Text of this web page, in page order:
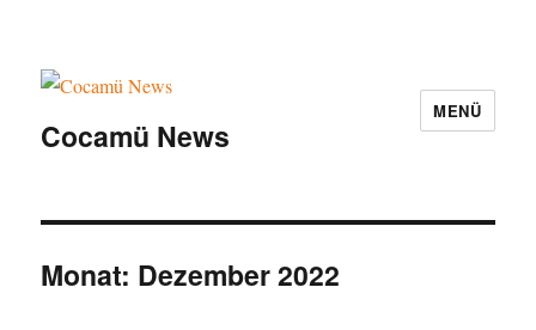
Cocamü News
MENÜ
Monat: Dezember 2022